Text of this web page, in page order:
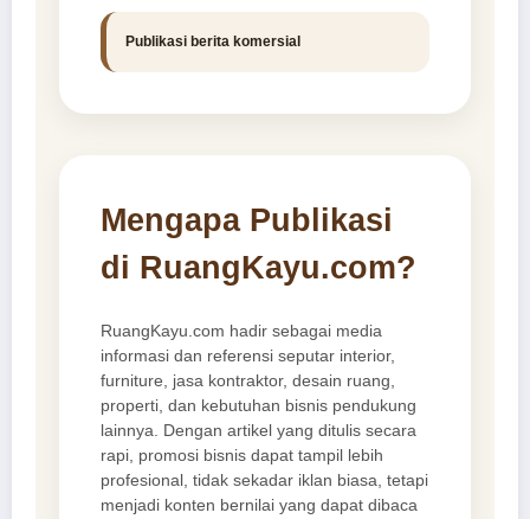
Publikasi berita komersial
Mengapa Publikasi
di RuangKayu.com?
RuangKayu.com hadir sebagai media
informasi dan referensi seputar interior,
furniture, jasa kontraktor, desain ruang,
properti, dan kebutuhan bisnis pendukung
lainnya. Dengan artikel yang ditulis secara
rapi, promosi bisnis dapat tampil lebih
profesional, tidak sekadar iklan biasa, tetapi
menjadi konten bernilai yang dapat dibaca